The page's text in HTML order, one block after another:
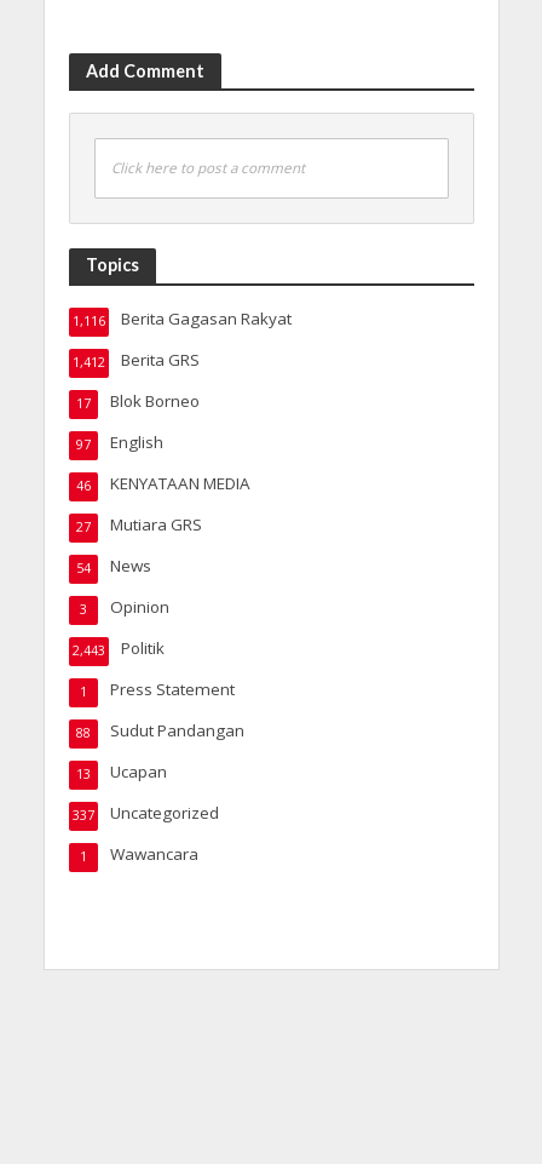
Add Comment
Click here to post a comment
Topics
Berita Gagasan Rakyat
1,116
Berita GRS
1,412
Blok Borneo
17
English
97
KENYATAAN MEDIA
46
Mutiara GRS
27
News
54
Opinion
3
Politik
2,443
Press Statement
1
Sudut Pandangan
88
Ucapan
13
Uncategorized
337
Wawancara
1